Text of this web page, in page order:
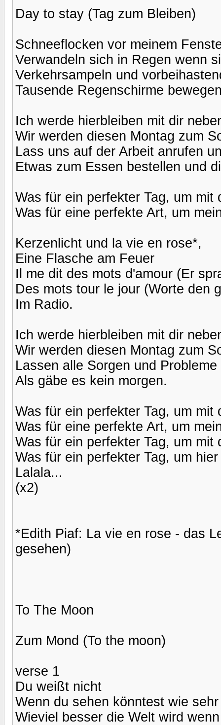
Day to stay (Tag zum Bleiben)
Schneeflocken vor meinem
Verwandeln sich in Regen wenn
Verkehrsampeln und
Tausende Regenschirme
Ich werde hierbleiben mit dir
Wir werden diesen Montag zum
Lass uns auf der Arbeit anrufen
Etwas zum Essen bestellen und
Was für ein perfekter Tag, um mit
Was für eine perfekte Art, um
Kerzenlicht und la vie en rose*,
Eine Flasche am Feuer
Il me dit des mots d'amour (Er
Des mots tour le jour (Worte den
Im Radio.
Ich werde hierbleiben mit dir
Wir werden diesen Montag zum
Lassen alle Sorgen und
Als gäbe es kein morgen.
Was für ein perfekter Tag, um mit
Was für eine perfekte Art, um
Was für ein perfekter Tag, um mit
Was für ein perfekter Tag, um
Lalala...
(x2)
*Edith Piaf: La vie en rose - das
gesehen)
To The Moon
Zum Mond (To the moon)
verse 1
Du weißt nicht
Wenn du sehen könntest wie
Wieviel besser die Welt wird